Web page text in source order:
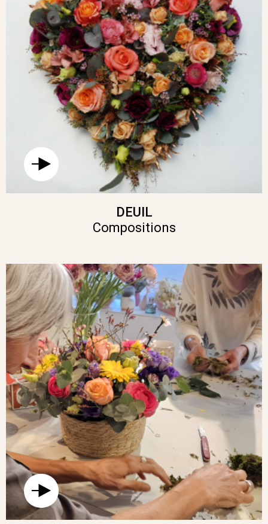
DEUIL
Compositions